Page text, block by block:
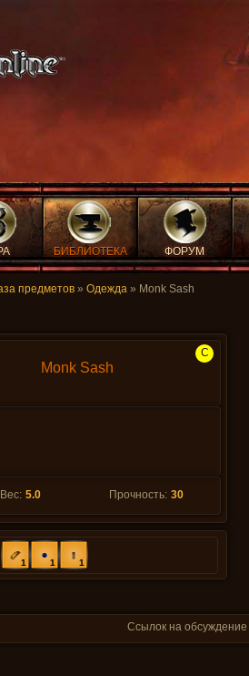
БИБЛИОТЕКА ФОРУМ
предметов » Одежда » Monk Sash
Monk Sash
C
Вес: 5.0 Прочность: 30
1 1 1
Ссылок на